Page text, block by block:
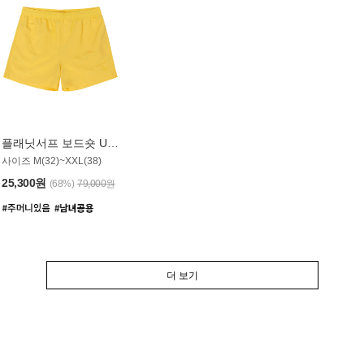
플래닛서프 보드숏 UMB008YPS
사이즈 M(32)~XXL(38)
25,300원 (68%) 79,000원
더 보기